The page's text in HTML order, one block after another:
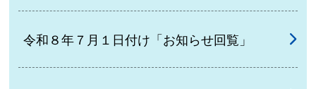
令和８年７月１日付け「お知らせ回覧」